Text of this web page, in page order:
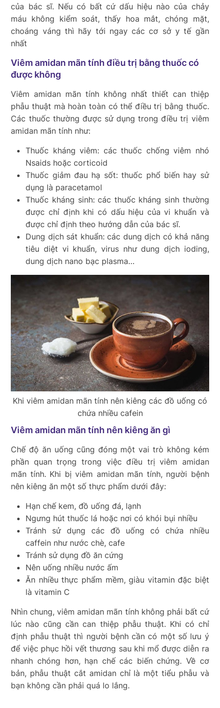
của bác sĩ. Nếu có bất cứ dấu hiệu nào của chảy
máu không kiểm soát, thấy hoa mắt, chóng mặt,
choáng váng thì hãy tới ngay các cơ sở y tế gần
nhất
Viêm amidan mãn tính điều trị bằng thuốc có
được không
Viêm amidan mãn tính không nhất thiết can thiệp
phẫu thuật mà hoàn toàn có thể điều trị bằng thuốc.
Các thuốc thường được sử dụng trong điều trị viêm
amidan mãn tính như:
Thuốc kháng viêm: các thuốc chống viêm nhó
Nsaids hoặc corticoid
Thuốc giảm đau hạ sốt: thuốc phổ biến hay sử
dụng là paracetamol
Thuốc kháng sinh: các thuốc kháng sinh thường
được chỉ định khi có dấu hiệu của vi khuẩn và
được chỉ định theo hướng dẫn của bác sĩ.
Dung dịch sát khuẩn: các dung dịch có khả năng
tiêu diệt vi khuẩn, virus như dung dịch ioding,
dung dịch nano bạc plasma…
Khi viêm amidan mãn tính nên kiêng các đồ uống có
chứa nhiều cafein
Viêm amidan mãn tính nên kiêng ăn gì
Chế độ ăn uống cũng đóng một vai trò không kém
phần quan trọng trong việc điều trị viêm amidan
mãn tính. Khi bị viêm amidan mãn tính, người bệnh
nên kiêng ăn một số thực phẩm dưới đây:
Hạn chế kem, đồ uống đá, lạnh
Ngưng hút thuốc lá hoặc nơi có khói bụi nhiều
Tránh sử dụng các đồ uống có chứa nhiều
caffein như nước chè, cafe
Tránh sử dụng đồ ăn cứng
Nên uống nhiều nước ấm
Ăn nhiều thực phẩm mềm, giàu vitamin đặc biệt
là vitamin C
Nhìn chung, viêm amidan mãn tính không phải bất cứ
lúc nào cũng cần can thiệp phẫu thuật. Khi có chỉ
định phẫu thuật thì người bệnh cần có một số lưu ý
để việc phục hồi vết thương sau khi mổ được diễn ra
nhanh chóng hơn, hạn chế các biến chứng. Về cơ
bản, phẫu thuật cắt amidan chỉ là một tiểu phẫu và
bạn không cần phải quá lo lắng.